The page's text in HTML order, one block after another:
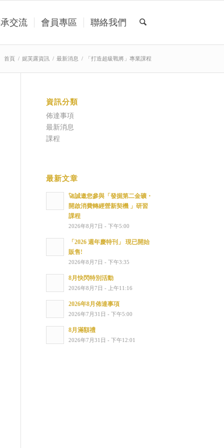
交流 會員專區 聯絡我們
首頁 / 妮芙露資訊 / 最新消息 / 「打造超級戰將」專業課程
資訊分類
佈達事項
最新消息
課程
最新文章
🚀誠邀您參與「發掘第二金礦・
開啟消費轉經營新契機 」研習
課程
2026年8月7日 - 下午5:00
「2026 週年慶特刊」 現已開始
販售!
2026年8月7日 - 下午3:35
8月快閃特別活動
2026年8月7日 - 上午11:16
2026年8月佈達事項
2026年7月31日 - 下午5:00
8月滿額禮
2026年7月31日 - 下午12:01